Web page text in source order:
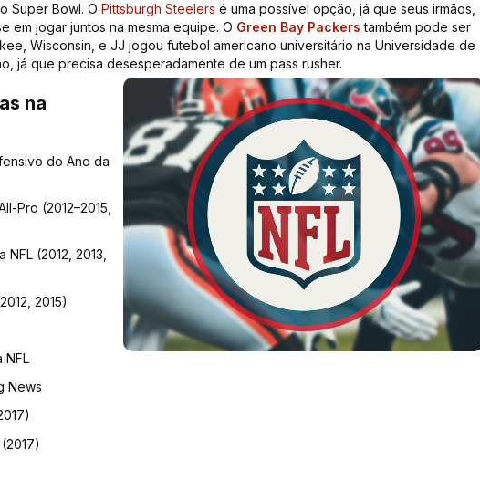
Super Bowl. O Pittsburgh Steelers é uma possível opção, já que seus irmãos,
em jogar juntos na mesma equipe. O Green Bay Packers também pode ser
Wisconsin, e JJ jogou futebol americano universitário na Universidade de
já que precisa desesperadamente de um pass rusher.
na
do Ano da
Pro (2012–2015,
(2012, 2013,
2015)
NFL
News